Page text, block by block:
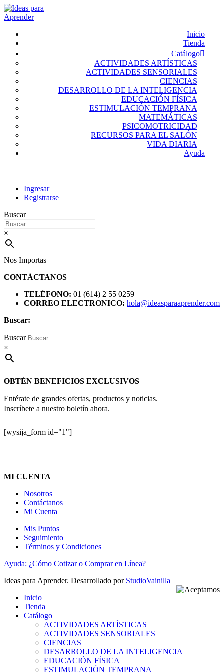
Inicio
Tienda
Catálogo
ACTIVIDADES ARTÍSTICAS
ACTIVIDADES SENSORIALES
CIENCIAS
DESARROLLO DE LA INTELIGENCIA
EDUCACIÓN FÍSICA
ESTIMULACIÓN TEMPRANA
MATEMÁTICAS
PSICOMOTRICIDAD
RECURSOS PARA EL SALÓN
VIDA DIARIA
Ayuda
Ingresar
Registrarse
Buscar
×
Nos Importas
CONTÁCTANOS
TELÉFONO: 01 (614) 2 55 0259
CORREO ELECTRONICO: hola@ideasparaaprender.com
Buscar:
Buscar
×
OBTÉN BENEFICIOS EXCLUSIVOS
Entérate de grandes ofertas, productos y noticias.
Inscríbete a nuestro boletín ahora.
[wysija_form id="1"]
MI CUENTA
Nosotros
Contáctanos
Mi Cuenta
Mis Puntos
Seguimiento
Términos y Condiciones
Ayuda: ¿Cómo Cotizar o Comprar en Línea?
Ideas para Aprender. Desarrollado por StudioVainilla
Inicio
Tienda
Catálogo
ACTIVIDADES ARTÍSTICAS
ACTIVIDADES SENSORIALES
CIENCIAS
DESARROLLO DE LA INTELIGENCIA
EDUCACIÓN FÍSICA
ESTIMULACIÓN TEMPRANA